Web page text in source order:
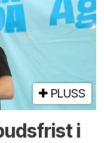
PLUSS
i